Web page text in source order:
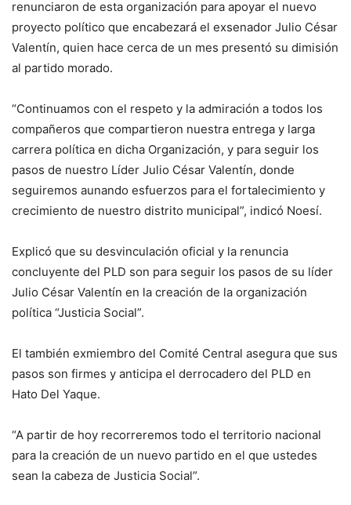
renunciaron de esta organización para apoyar el nuevo
proyecto político que encabezará el exsenador Julio César
Valentín, quien hace cerca de un mes presentó su dimisión
al partido morado.
“Continuamos con el respeto y la admiración a todos los
compañeros que compartieron nuestra entrega y larga
carrera política en dicha Organización, y para seguir los
pasos de nuestro Líder Julio César Valentín, donde
seguiremos aunando esfuerzos para el fortalecimiento y
crecimiento de nuestro distrito municipal”, indicó Noesí.
Explicó que su desvinculación oficial y la renuncia
concluyente del PLD son para seguir los pasos de su líder
Julio César Valentín en la creación de la organización
política “Justicia Social”.
El también exmiembro del Comité Central asegura que sus
pasos son firmes y anticipa el derrocadero del PLD en
Hato Del Yaque.
“A partir de hoy recorreremos todo el territorio nacional
para la creación de un nuevo partido en el que ustedes
sean la cabeza de Justicia Social”.